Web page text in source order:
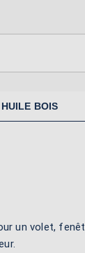
HUILE BOIS
un volet,